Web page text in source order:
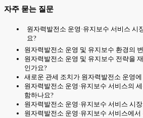
자주 묻는 질문
원자력발전소 운영·유지보수 서비스 시
요?
원자력발전소 운영 및 유지보수 환경의
원자력발전소 운영 및 유지보수 전략을
인가요?
새로운 관세 조치가 원자력발전소 운영
원자력발전소 운영·유지보수 서비스의
함하나요?
원자력발전소 운영·유지보수 서비스 시
원자력발전소 운영·유지보수 서비스에